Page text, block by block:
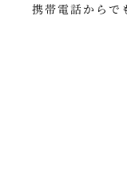
携帯電話からで